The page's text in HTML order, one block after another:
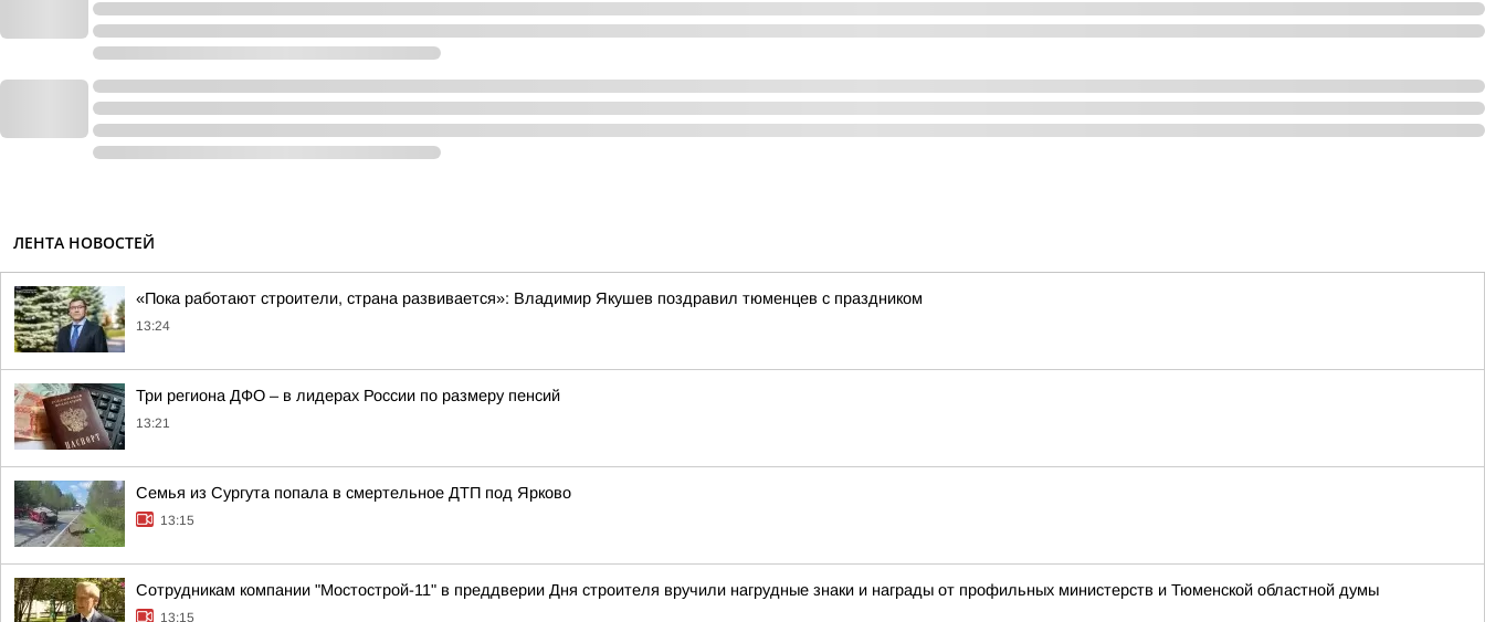
ЛЕНТА НОВОСТЕЙ
«Пока работают строители, страна развивается»: Владимир Якушев поздравил тюменцев с праздником
13:24
Три региона ДФО – в лидерах России по размеру пенсий
13:21
Семья из Сургута попала в смертельное ДТП под Ярково
13:15
Сотрудникам компании "Мостострой-11" в преддверии Дня строителя вручили нагрудные знаки и награды от профильных министерств и Тюменской областной думы
13:15